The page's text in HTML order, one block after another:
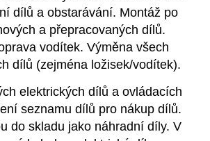
dílů a obstarávání. Montáž po
a přepracovaných dílů.
vodítek. Výměna všech
dílů (zejména ložisek/vodítek).
elektrických dílů a ovládacích
seznamu dílů pro nákup dílů.
do skladu jako náhradní díly. V